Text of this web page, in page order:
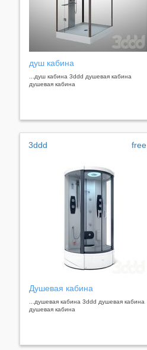
душ кабина
...душ кабина 3ddd душевая кабина
душевая кабина
3ddd free
Душевая кабина
...душевая кабина 3ddd душевая кабина
душевая кабина